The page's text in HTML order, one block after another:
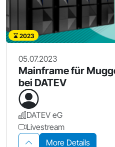
2023
05.07.2023
Mainframe für
bei DATEV
DATEV eG
Livestream
More Details